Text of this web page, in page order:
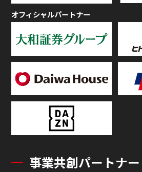
オフィシャルパートナー
事業共創パートナー